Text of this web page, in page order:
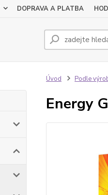
DOPRAVA A PLATBA
Úvod Podle
Energy